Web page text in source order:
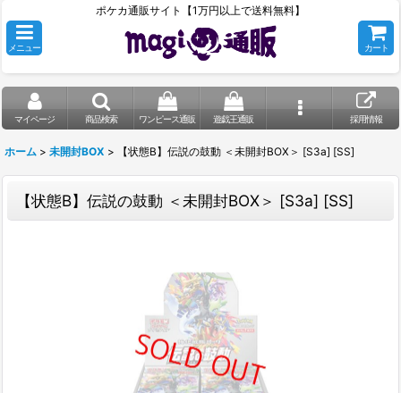
ポケカ通販サイト【1万円以上で送料無料】
メニュー カート
マイページ 商品検索 ワンピース通販 遊戯王通販 採用情報
ホーム > 未開封BOX > 【状態B】伝説の鼓動 ＜未開封BOX＞ [S3a] [SS]
【状態B】伝説の鼓動 ＜未開封BOX＞ [S3a] [SS]